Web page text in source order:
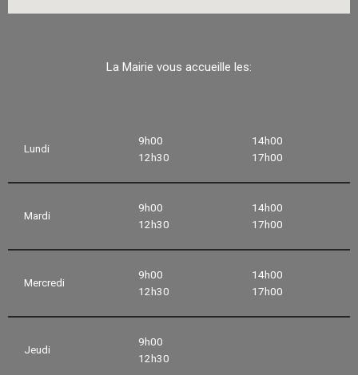
La Mairie vous accueille les:
Lundi
9h00
12h30
14h00
17h00
Mardi
9h00
12h30
14h00
17h00
Mercredi
9h00
12h30
14h00
17h00
Jeudi
9h00
12h30